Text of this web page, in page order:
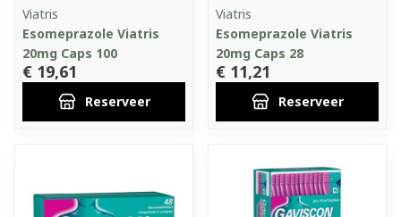
Viatris
Esomeprazole Viatris
20mg Caps 100
€ 19,61
Reserveer
Viatris
Esomeprazole Viatris
20mg Caps 28
€ 11,21
Reserveer